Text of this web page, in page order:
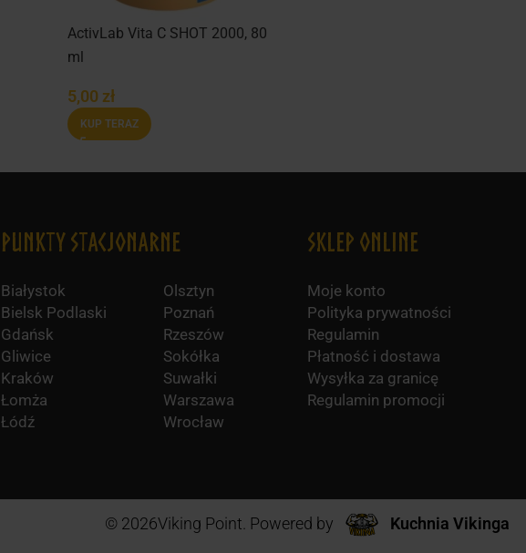
ActivLab Vita C SHOT 2000, 80
ml
5,00 zł
KUP TERAZ
Punkty Stacjonarne
Białystok
Bielsk Podlaski
Gdańsk
Gliwice
Kraków
Łomża
Łódź
Olsztyn
Poznań
Rzeszów
Sokółka
Suwałki
Warszawa
Wrocław
Sklep online
Moje konto
Polityka prywatności
Regulamin
Płatność i dostawa
Wysyłka za granicę
Regulamin promocji
© 2026Viking Point. Powered by Kuchnia Vikinga